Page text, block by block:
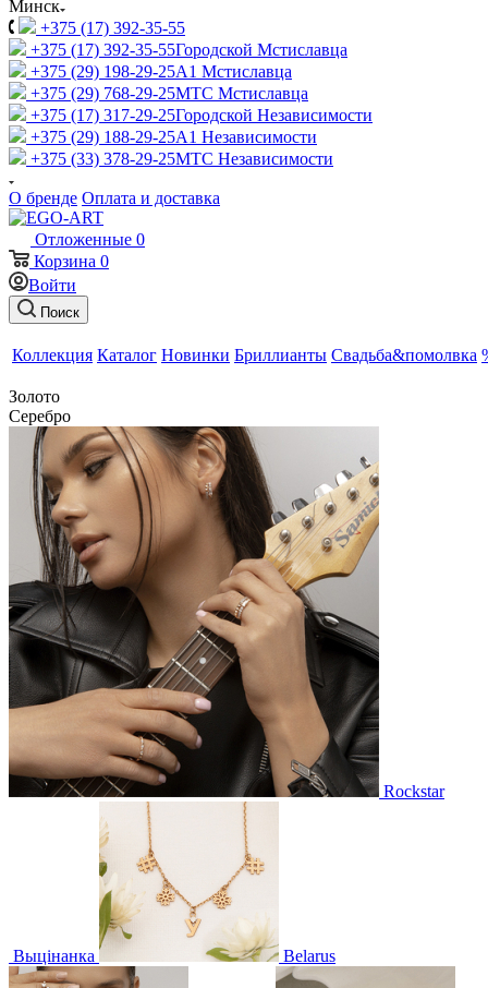
Минск
+375 (17) 392-35-55
+375 (17) 392-35-55Городской Мстиславца
+375 (29) 198-29-25A1 Мстиславца
+375 (29) 768-29-25МТС Мстиславца
+375 (17) 317-29-25Городской Независимости
+375 (29) 188-29-25A1 Независимости
+375 (33) 378-29-25МТС Независимости
О бренде Оплата и доставка
Отложенные 0
Корзина 0
Войти
Поиск
Коллекция Каталог Новинки Бриллианты Свадьба&помолвка
Золото
Серебро
Rockstar
Выцінанка Belarus